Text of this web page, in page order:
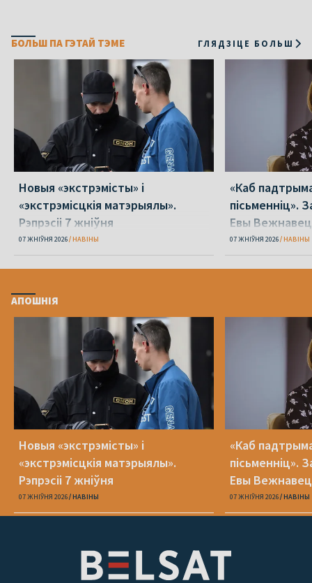
БОЛЬШ ПА ГЭТАЙ ТЭМЕ ГЛЯДЗІЦЕ БОЛЬШ
Новыя «экстрэмісты» і
«экстрэмісцкія матэрыялы».
Рэпрэсіі 7 жніўня
07 ЖНІЎНЯ 2026 НАВІНЫ
«Каб
пісьменніц».
Евы Вежнавец
07 ЖНІЎНЯ 2026 НАВІНЫ
АПОШНІЯ
Новыя «экстрэмісты» і
«экстрэмісцкія матэрыялы».
Рэпрэсіі 7 жніўня
07 ЖНІЎНЯ 2026 НАВІНЫ
«Каб
пісьменніц».
Евы Вежнавец
07 ЖНІЎНЯ 2026 НАВІНЫ